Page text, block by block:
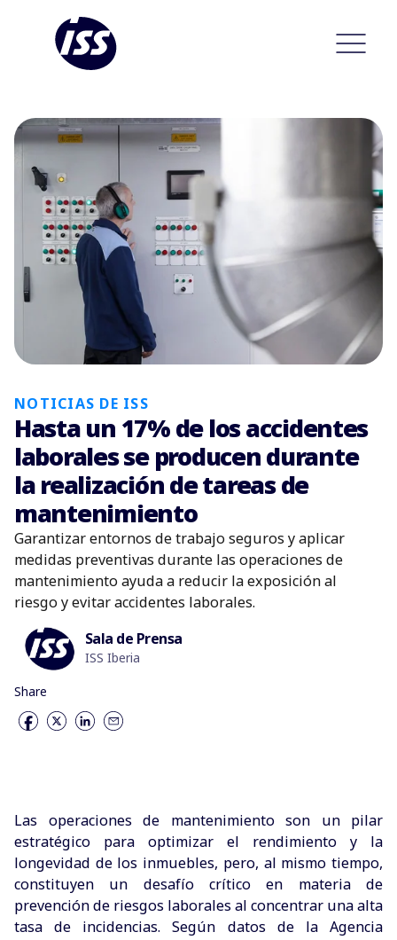
NOTICIAS DE ISS
Hasta un 17% de los accidentes
laborales se producen durante
la realización de tareas de
mantenimiento
Garantizar entornos de trabajo seguros y aplicar
medidas preventivas durante las operaciones de
mantenimiento ayuda a reducir la exposición al
riesgo y evitar accidentes laborales.
Sala de Prensa
ISS Iberia
Share
Las operaciones de mantenimiento son un pilar
estratégico para optimizar el rendimiento y la
longevidad de los inmuebles, pero, al mismo tiempo,
constituyen un desafío crítico en materia de
prevención de riesgos laborales al concentrar una alta
tasa de incidencias. Según datos de la Agencia